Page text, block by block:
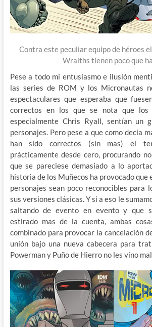
Contra este peculiar equipo de héroes
Wraiths tienen poco que
Pese a todo mi entusiasmo e ilusión
las series de ROM y los Micronautas
espectaculares que esperaba que
correctos en los que se nota que los
especialmente Chris Ryall, sentían un
personajes. Pero pese a que como decía
han sido correctos (sin mas) el
prácticamente desde cero, procurando
que se pareciese demasiado a lo
historia de los Muñecos ha provocado que
personajes sean poco reconocibles para
sus versiones clásicas. Y si a eso le
saltando de evento en evento y que
estirado mas de la cuenta, ambas
combinado para provocar la cancelación
unión bajo una nueva cabecera para
Powerman y Puño de Hierro no les vino